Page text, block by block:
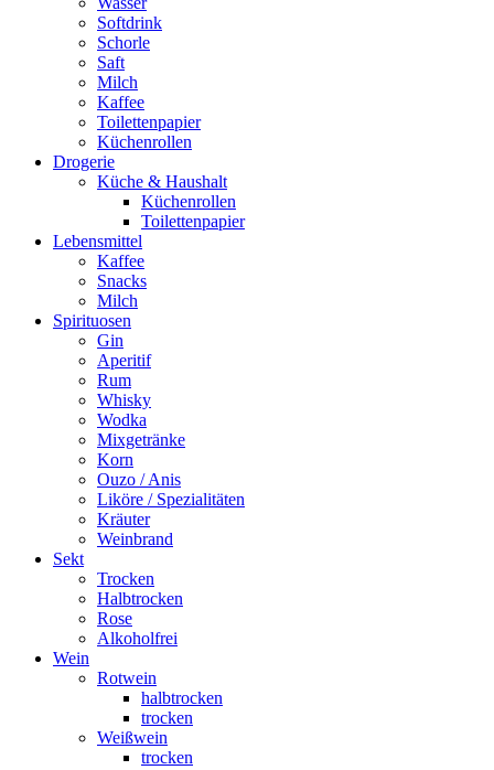
Softdrink
Schorle
Saft
Milch
Kaffee
Toilettenpapier
Küchenrollen
Drogerie
Küche & Haushalt
Küchenrollen
Toilettenpapier
Lebensmittel
Kaffee
Snacks
Milch
Spirituosen
Gin
Aperitif
Rum
Whisky
Wodka
Mixgetränke
Korn
Ouzo / Anis
Liköre / Spezialitäten
Kräuter
Weinbrand
Sekt
Trocken
Halbtrocken
Rose
Alkoholfrei
Wein
Rotwein
halbtrocken
trocken
Weißwein
trocken